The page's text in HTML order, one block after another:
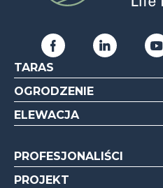
TARAS
OGRODZENIE
ELEWACJA
PROFESJONALIŚCI
PROJEKT